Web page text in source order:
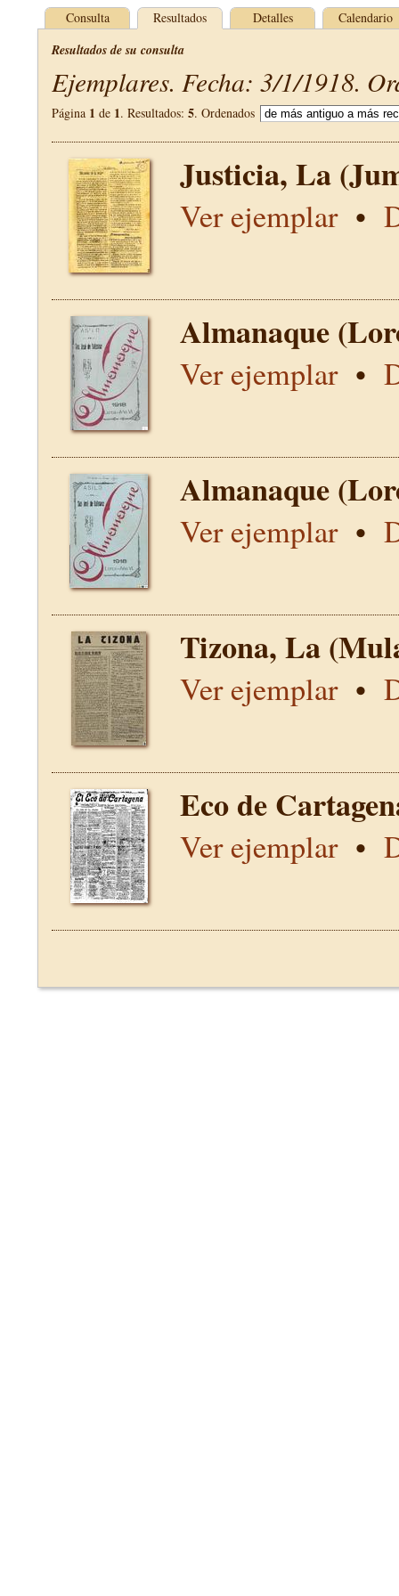
Consulta Resultados Detalles Calendario
Resultados de su consulta
Ejemplares. Fecha: 3/1/1918.
Página 1 de 1. Resultados: 5. Ordenados
Justicia, La
Ver ejemplar•
Almanaque
Ver ejemplar•
Almanaque
Ver ejemplar•
Tizona, La
Ver ejemplar•
Eco de
Ver ejemplar•